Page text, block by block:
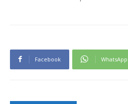
Facebook WhatsApp